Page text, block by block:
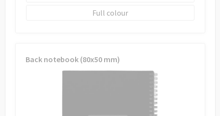
Full colour
Back notebook (80x50 mm)